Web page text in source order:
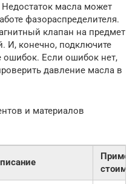
Недостаток масла может
фазораспределителя.
клапан на предмет
И, конечно, подключите
ошибок. Если ошибок нет,
давление масла в
и материалов